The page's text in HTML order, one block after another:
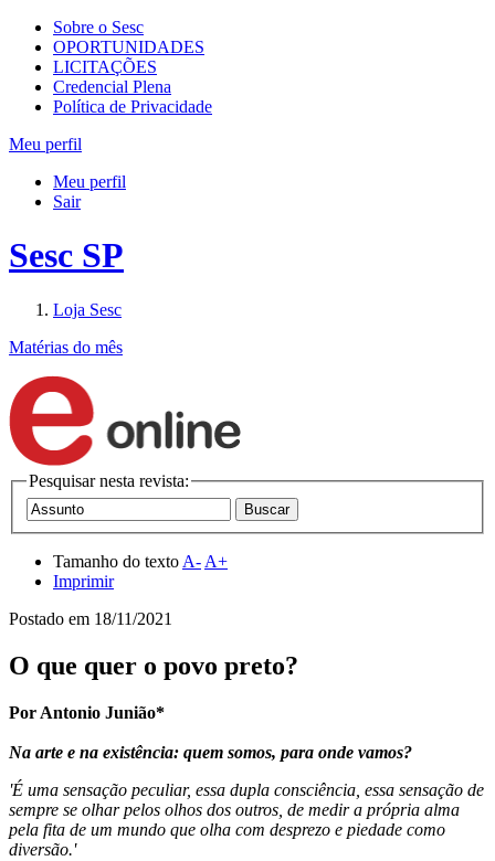
Sobre o Sesc
OPORTUNIDADES
LICITAÇÕES
Credencial Plena
Política de Privacidade
Meu perfil
Meu perfil
Sair
Sesc SP
Loja Sesc
Matérias do mês
Pesquisar nesta revista:
Tamanho do texto A- A+
Imprimir
Postado em 18/11/2021
O que quer o povo preto?
Por Antonio Junião*
Na arte e na existência: quem somos, para onde vamos?
'É uma sensação peculiar, essa dupla consciência, essa sensação de
sempre se olhar pelos olhos dos outros, de medir a própria alma
pela fita de um mundo que olha com desprezo e piedade como
diversão.'